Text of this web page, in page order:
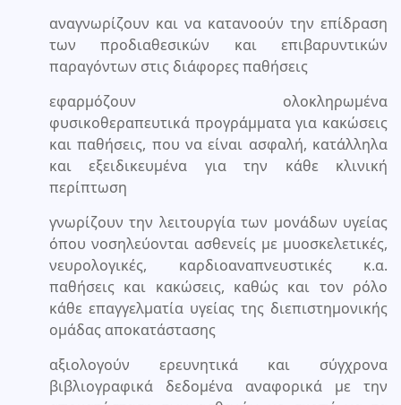
αναγνωρίζουν και να κατανοούν την επίδραση
των προδιαθεσικών και επιβαρυντικών
παραγόντων στις διάφορες παθήσεις
εφαρμόζουν ολοκληρωμένα
φυσικοθεραπευτικά προγράμματα για κακώσεις
και παθήσεις, που να είναι ασφαλή, κατάλληλα
και εξειδικευμένα για την κάθε κλινική
περίπτωση
γνωρίζουν την λειτουργία των μονάδων υγείας
όπου νοσηλεύονται ασθενείς με μυοσκελετικές,
νευρολογικές, καρδιοαναπνευστικές κ.α.
παθήσεις και κακώσεις, καθώς και τον ρόλο
κάθε επαγγελματία υγείας της διεπιστημονικής
ομάδας αποκατάστασης
αξιολογούν ερευνητικά και σύγχρονα
βιβλιογραφικά δεδομένα αναφορικά με την